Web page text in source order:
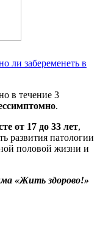
ли забеременеть в
в течение 3
.
от 17 до 33 лет,
развития патологии
половой жизни и
«Жить здорово!»